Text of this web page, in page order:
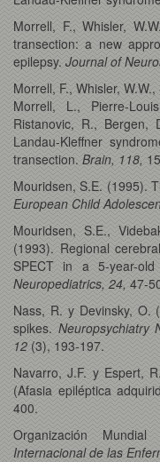
Morrell, F., Whisler,
transection: a new
epilepsy. Journal of
Morrell, F., Whisler,
Morrell, L., Pierre-
Ristanovic, R.,
Landau-Kleffner
transection. Brain, 118,
Mouridsen, S.E. (1995).
European Child
Mouridsen, S.E.,
(1993). Regional
SPECT in a 5-year-old
Neuropediatrics, 24, 47-
Nass, R. y Devinsky, O.
spikes. Neuropsychiatry
12 (3), 193-197.
Navarro, J.F. y Espert,
(Afasia epiléptica
400.
Organización
Internacional de las